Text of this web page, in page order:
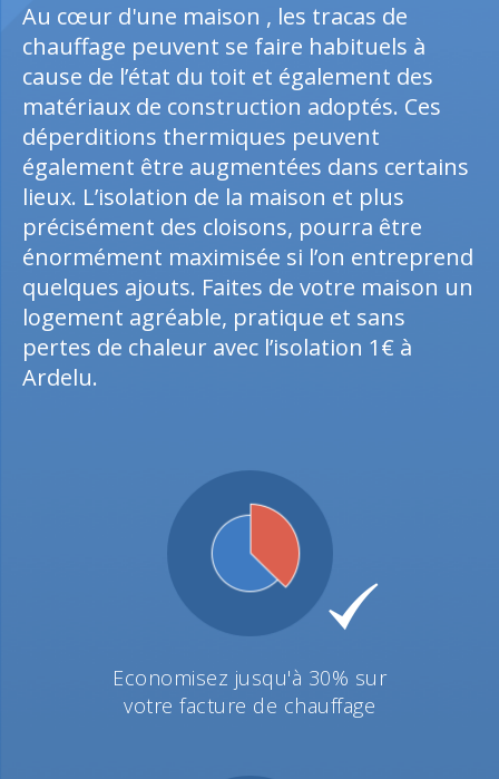
Au cœur d'une maison , les tracas de
chauffage peuvent se faire habituels à
cause de l’état du toit et également des
matériaux de construction adoptés. Ces
déperditions thermiques peuvent
également être augmentées dans certains
lieux. L’isolation de la maison et plus
précisément des cloisons, pourra être
énormément maximisée si l’on entreprend
quelques ajouts. Faites de votre maison un
logement agréable, pratique et sans
pertes de chaleur avec l’isolation 1€ à
Ardelu.
Economisez jusqu'à 30% sur
votre facture de chauffage